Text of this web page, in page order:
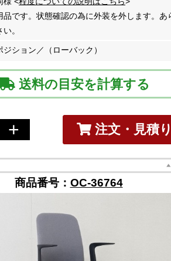
品です。状態確認の為に外装を外します。あ
。
ジション／（ローバック）
送料の目安を計算する
注文・見積
商品番号： OC-36764